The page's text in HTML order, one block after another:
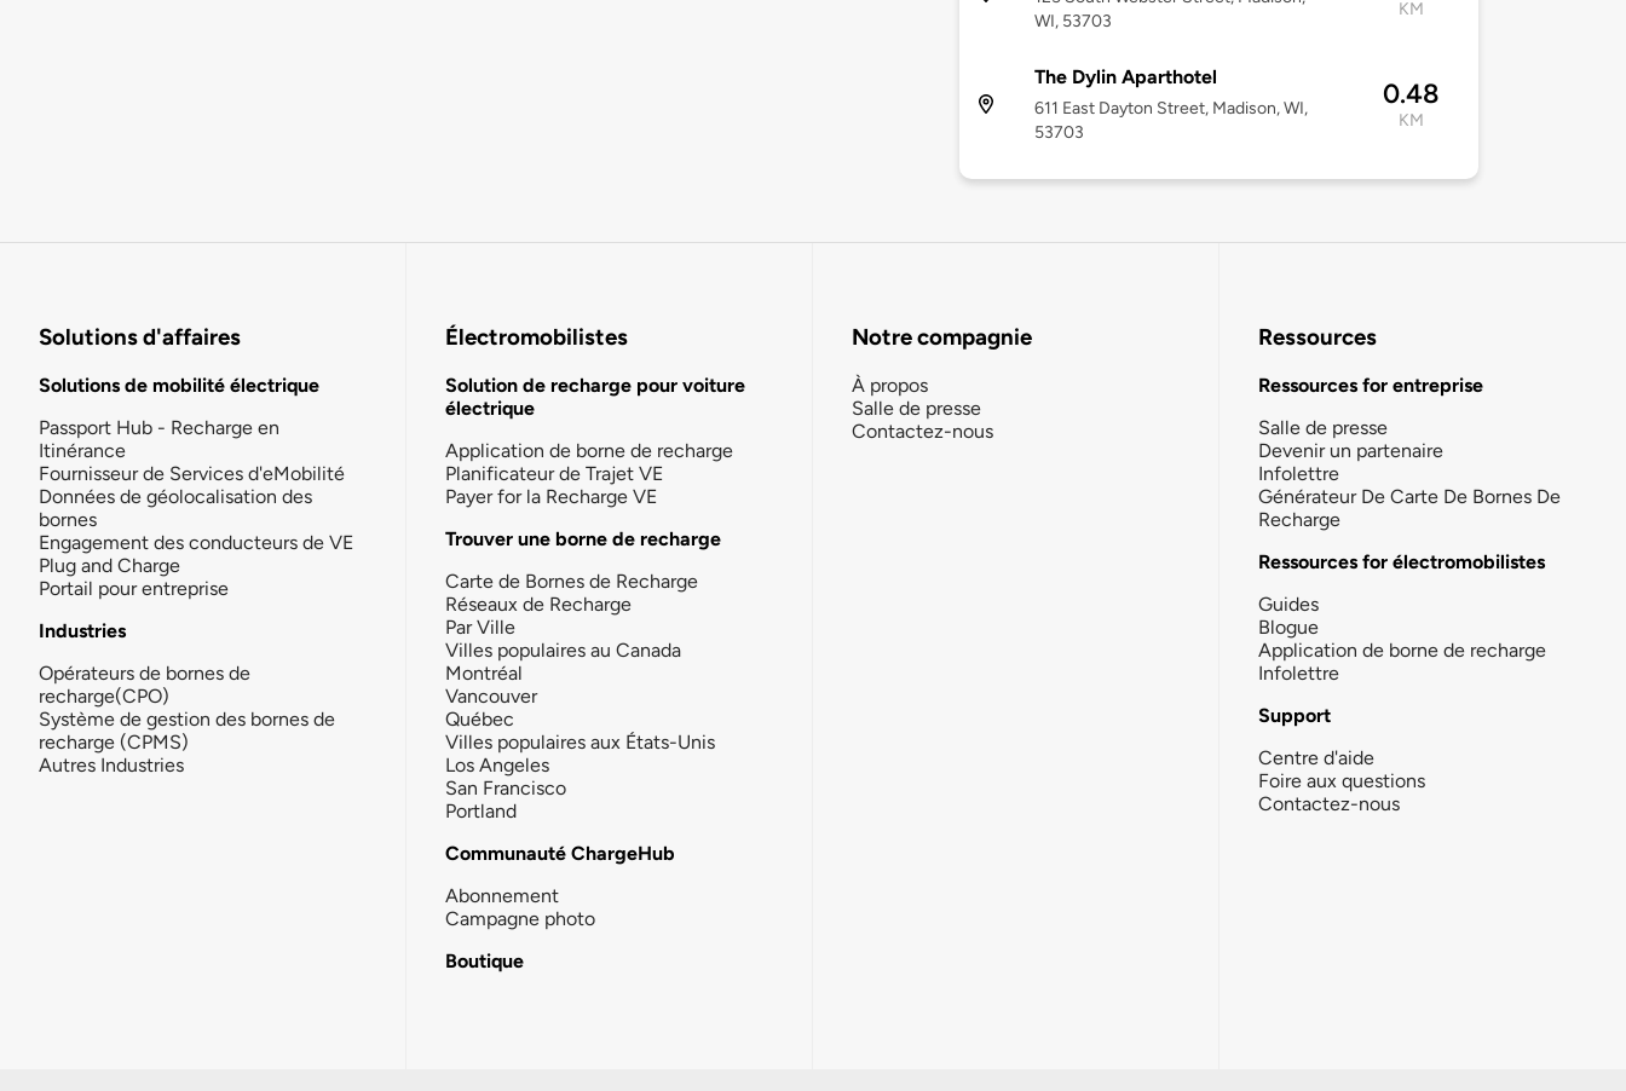
WI, 53703
KM
The Dylin Aparthotel
611 East Dayton Street, Madison, WI,
53703
0.48
KM
Solutions d'affaires
Solutions de mobilité électrique
Passport Hub - Recharge en
Itinérance
Fournisseur de Services d'eMobilité
Données de géolocalisation des
bornes
Engagement des conducteurs de VE
Plug and Charge
Portail pour entreprise
Industries
Opérateurs de bornes de
recharge(CPO)
Système de gestion des bornes de
recharge (CPMS)
Autres Industries
Électromobilistes
Solution de recharge pour voiture
électrique
Application de borne de recharge
Planificateur de Trajet VE
Payer for la Recharge VE
Trouver une borne de recharge
Carte de Bornes de Recharge
Réseaux de Recharge
Par Ville
Villes populaires au Canada
Montréal
Vancouver
Québec
Villes populaires aux États-Unis
Los Angeles
San Francisco
Portland
Communauté ChargeHub
Abonnement
Campagne photo
Boutique
Notre compagnie
À propos
Salle de presse
Contactez-nous
Ressources
Ressources for entreprise
Salle de presse
Devenir un partenaire
Infolettre
Générateur De Carte De Bornes De
Recharge
Ressources for électromobilistes
Guides
Blogue
Application de borne de recharge
Infolettre
Support
Centre d'aide
Foire aux questions
Contactez-nous